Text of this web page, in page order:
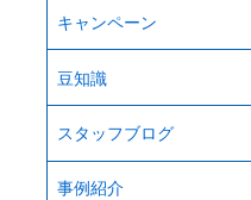
キャンペーン
豆知識
スタッフブログ
事例紹介